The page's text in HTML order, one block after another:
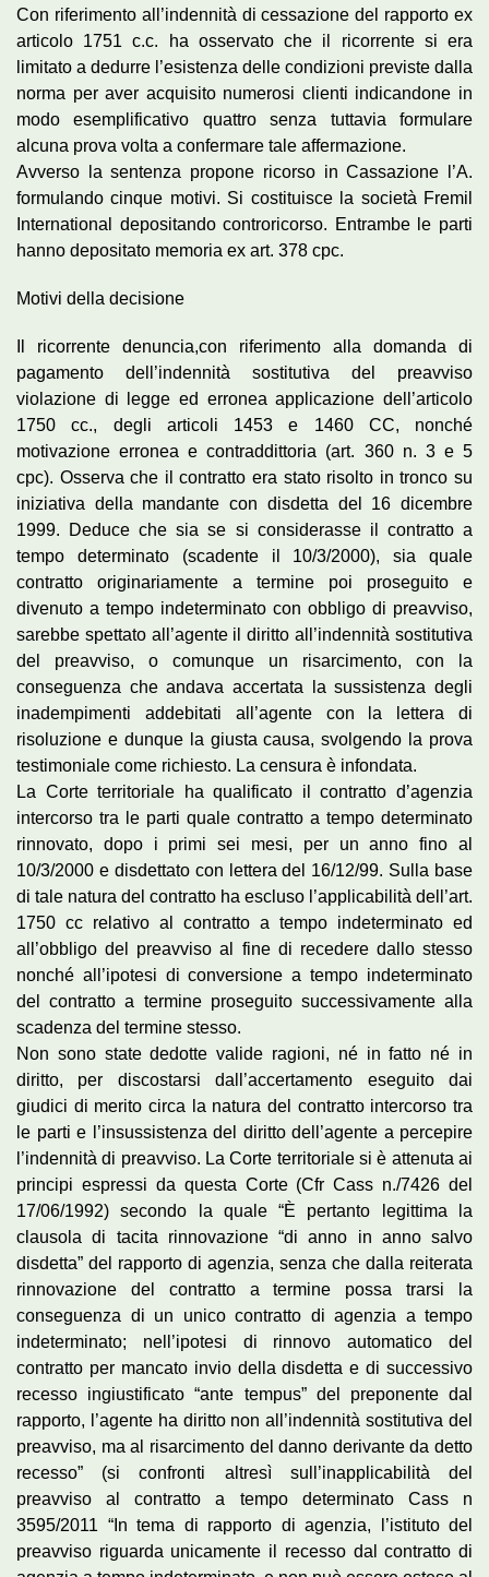
Con riferimento all’indennità di cessazione del rapporto ex
articolo 1751 c.c. ha osservato che il ricorrente si era
limitato a dedurre l’esistenza delle condizioni previste dalla
norma per aver acquisito numerosi clienti indicandone in
modo esemplificativo quattro senza tuttavia formulare
alcuna prova volta a confermare tale affermazione.
Avverso la sentenza propone ricorso in Cassazione l’A.
formulando cinque motivi. Si costituisce la società Fremil
International depositando controricorso. Entrambe le parti
hanno depositato memoria ex art. 378 cpc.
Motivi della decisione
Il ricorrente denuncia,con riferimento alla domanda di
pagamento dell’indennità sostitutiva del preavviso
violazione di legge ed erronea applicazione dell’articolo
1750 cc., degli articoli 1453 e 1460 CC, nonché
motivazione erronea e contraddittoria (art. 360 n. 3 e 5
cpc). Osserva che il contratto era stato risolto in tronco su
iniziativa della mandante con disdetta del 16 dicembre
1999. Deduce che sia se si considerasse il contratto a
tempo determinato (scadente il 10/3/2000), sia quale
contratto originariamente a termine poi proseguito e
divenuto a tempo indeterminato con obbligo di preavviso,
sarebbe spettato all’agente il diritto all’indennità sostitutiva
del preavviso, o comunque un risarcimento, con la
conseguenza che andava accertata la sussistenza degli
inadempimenti addebitati all’agente con la lettera di
risoluzione e dunque la giusta causa, svolgendo la prova
testimoniale come richiesto. La censura è infondata.
La Corte territoriale ha qualificato il contratto d’agenzia
intercorso tra le parti quale contratto a tempo determinato
rinnovato, dopo i primi sei mesi, per un anno fino al
10/3/2000 e disdettato con lettera del 16/12/99. Sulla base
di tale natura del contratto ha escluso l’applicabilità dell’art.
1750 cc relativo al contratto a tempo indeterminato ed
all’obbligo del preavviso al fine di recedere dallo stesso
nonché all’ipotesi di conversione a tempo indeterminato
del contratto a termine proseguito successivamente alla
scadenza del termine stesso.
Non sono state dedotte valide ragioni, né in fatto né in
diritto, per discostarsi dall’accertamento eseguito dai
giudici di merito circa la natura del contratto intercorso tra
le parti e l’insussistenza del diritto dell’agente a percepire
l’indennità di preavviso. La Corte territoriale si è attenuta ai
principi espressi da questa Corte (Cfr Cass n./7426 del
17/06/1992) secondo la quale “È pertanto legittima la
clausola di tacita rinnovazione “di anno in anno salvo
disdetta” del rapporto di agenzia, senza che dalla reiterata
rinnovazione del contratto a termine possa trarsi la
conseguenza di un unico contratto di agenzia a tempo
indeterminato; nell’ipotesi di rinnovo automatico del
contratto per mancato invio della disdetta e di successivo
recesso ingiustificato “ante tempus” del preponente dal
rapporto, l’agente ha diritto non all’indennità sostitutiva del
preavviso, ma al risarcimento del danno derivante da detto
recesso” (si confronti altresì sull’inapplicabilità del
preavviso al contratto a tempo determinato Cass n
3595/2011 “In tema di rapporto di agenzia, l’istituto del
preavviso riguarda unicamente il recesso dal contratto di